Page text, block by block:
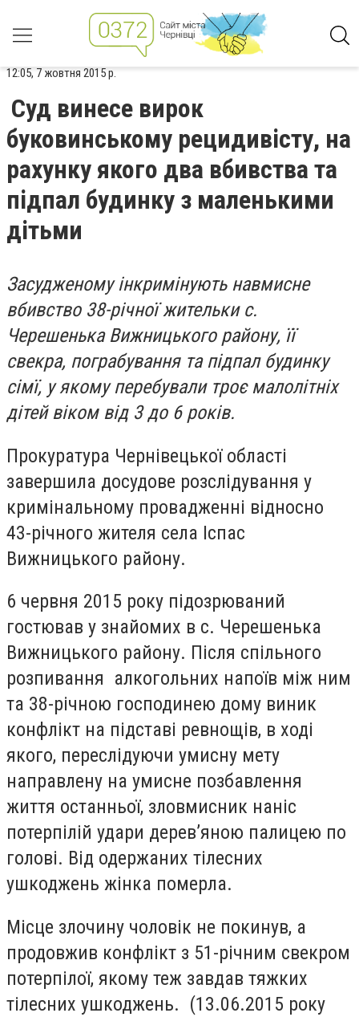
12:05, 7 жовтня 2015 р.
Суд винесе вирок
буковинському рецидивісту, на
рахунку якого два вбивства та
підпал будинку з маленькими
дітьми
Засудженому інкримінують навмисне
вбивство 38-річної жительки с.
Черешенька Вижницького району, її
свекра, пограбування та підпал будинку
сімї, у якому перебували троє малолітніх
дітей віком від 3 до 6 років.
Прокуратура Чернівецької області
завершила досудове розслідування у
кримінальному провадженні відносно
43-річного жителя села Іспас
Вижницького району.
6 червня 2015 року підозрюваний
гостював у знайомих в с. Черешенька
Вижницького району. Після спільного
розпивання алкогольних напоїв між ним
та 38-річною господинею дому виник
конфлікт на підставі ревнощів, в ході
якого, переслідуючи умисну мету
направлену на умисне позбавлення
життя останньої, зловмисник наніс
потерпілій удари дерев’яною палицею по
голові. Від одержаних тілесних
ушкоджень жінка померла.
Місце злочину чоловік не покинув, а
продовжив конфлікт з 51-річним свекром
потерпілої, якому теж завдав тяжких
тілесних ушкоджень. (13.06.2015 року